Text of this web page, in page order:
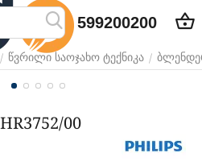
599200200
/ წვრილი საოჯახო ტექნიკა /
00